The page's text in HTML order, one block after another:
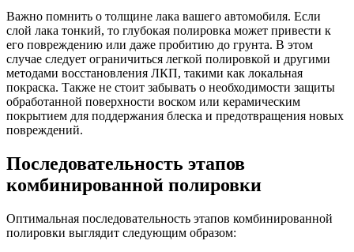
Важно помнить о толщине лака вашего автомобиля. Если
слой лака тонкий, то глубокая полировка может привести к
его повреждению или даже пробитию до грунта. В этом
случае следует ограничиться легкой полировкой и другими
методами восстановления ЛКП, такими как локальная
покраска. Также не стоит забывать о необходимости защиты
обработанной поверхности воском или керамическим
покрытием для поддержания блеска и предотвращения новых
повреждений.
Последовательность этапов
комбинированной полировки
Оптимальная последовательность этапов комбинированной
полировки выглядит следующим образом: